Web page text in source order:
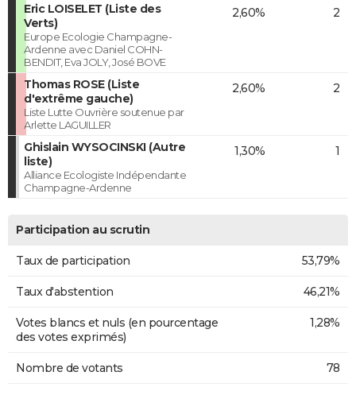
Eric LOISELET (Liste des
Verts)
Europe Ecologie Champagne-
Ardenne avec Daniel COHN-
BENDIT, Eva JOLY, José BOVE
2,60% 2
Thomas ROSE (Liste
d'extrême gauche)
Liste Lutte Ouvrière soutenue par
Arlette LAGUILLER
2,60% 2
Ghislain WYSOCINSKI (Autre
liste)
Alliance Ecologiste Indépendante
Champagne-Ardenne
1,30% 1
Participation au scrutin
Taux de participation 53,79%
Taux d'abstention 46,21%
Votes blancs et nuls (en pourcentage
des votes exprimés)
1,28%
Nombre de votants 78